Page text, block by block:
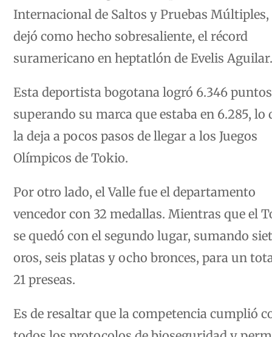
Internacional de Saltos y Pruebas Múltiples,
dejó como hecho sobresaliente, el récord
suramericano en heptatlón de Evelis Aguilar.
Esta deportista bogotana logró 6.346
superando su marca que estaba en 6.285, lo
la deja a pocos pasos de llegar a los Juegos
Olímpicos de Tokio.
Por otro lado, el Valle fue el departamento
vencedor con 32 medallas. Mientras que el
se quedó con el segundo lugar, sumando
oros, seis platas y ocho bronces, para un
21 preseas.
Es de resaltar que la competencia cumplió
todos los protocolos de bioseguridad y